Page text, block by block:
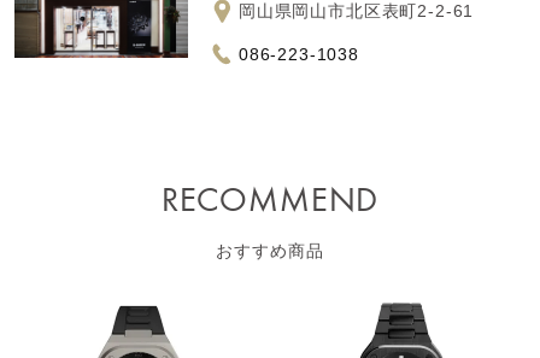
岡山県岡山市北区表町2-2-61
086-223-1038
RECOMMEND
おすすめ商品